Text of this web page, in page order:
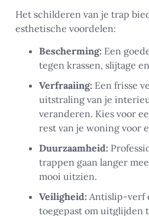
Het schilderen van je trap
esthetische voordelen:
Bescherming: Een
tegen krassen, slijtage
Verfraaiing: Een frisse
uitstraling van je
veranderen. Kies voor
rest van je woning voor
Duurzaamheid:
trappen gaan langer
mooi uitzien.
Veiligheid: Antislip-verf
toegepast om uitglijden